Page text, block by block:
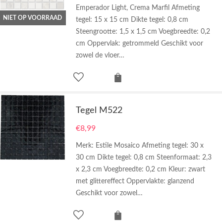
NIET OP VOORRAAD
Emperador Light, Crema Marfil Afmeting
tegel: 15 x 15 cm Dikte tegel: 0,8 cm
Steengrootte: 1,5 x 1,5 cm Voegbreedte: 0,2
cm Oppervlak: getrommeld Geschikt voor
zowel de vloer…
Tegel M522
€8,99
Merk: Estile Mosaico Afmeting tegel: 30 x
30 cm Dikte tegel: 0,8 cm Steenformaat: 2,3
x 2,3 cm Voegbreedte: 0,2 cm Kleur: zwart
met glittereffect Oppervlakte: glanzend
Geschikt voor zowel…